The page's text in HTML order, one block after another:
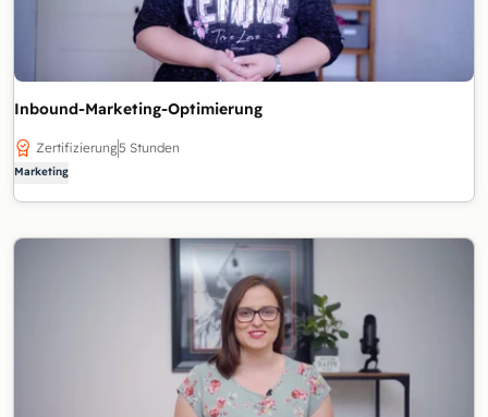
Inbound-Marketing-Optimierung
Zertifizierung5 Stunden
Marketing